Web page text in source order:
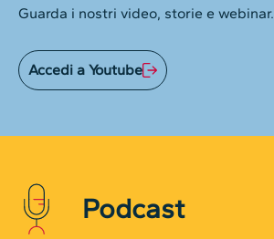
Guarda i nostri video, storie e webinar.
Accedi a Youtube
Podcast